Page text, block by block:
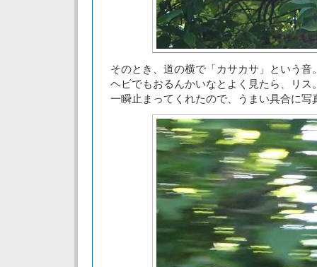
そのとき、道の横で「カサカサ」という音
ヘビでもおるんかいなとよく見たら、リス
一瞬止まってくれたので、うまい具合に写